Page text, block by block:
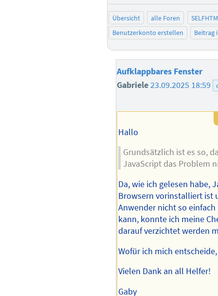
Übersicht alle Foren
Benutzerkonto erstellen
Beitrag
Aufklappbares Fenster
Gabriele23.09.2025 18:59
Hallo
Grundsätzlich ist es so,
JavaScript das Problem
Da, wie ich gelesen habe,
Browsern vorinstalliert ist
Anwender nicht so
kann, konnte ich meine
darauf verzichtet werden
Wofür ich mich
Vielen Dank an all Helfer!
Gaby